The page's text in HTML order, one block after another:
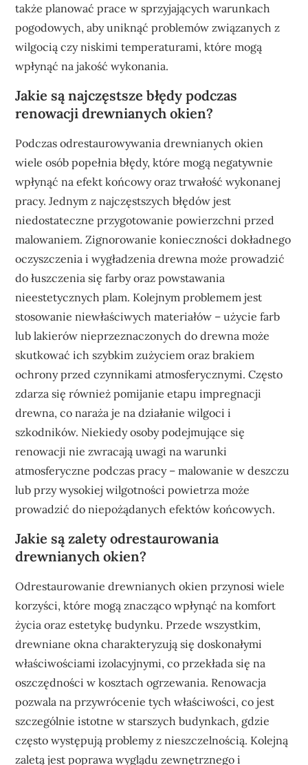
także planować prace w sprzyjających warunkach
pogodowych, aby uniknąć problemów związanych z
wilgocią czy niskimi temperaturami, które mogą
wpłynąć na jakość wykonania.
Jakie są najczęstsze błędy podczas
renowacji drewnianych okien?
Podczas odrestaurowywania drewnianych okien
wiele osób popełnia błędy, które mogą negatywnie
wpłynąć na efekt końcowy oraz trwałość wykonanej
pracy. Jednym z najczęstszych błędów jest
niedostateczne przygotowanie powierzchni przed
malowaniem. Zignorowanie konieczności dokładnego
oczyszczenia i wygładzenia drewna może prowadzić
do łuszczenia się farby oraz powstawania
nieestetycznych plam. Kolejnym problemem jest
stosowanie niewłaściwych materiałów – użycie farb
lub lakierów nieprzeznaczonych do drewna może
skutkować ich szybkim zużyciem oraz brakiem
ochrony przed czynnikami atmosferycznymi. Często
zdarza się również pomijanie etapu impregnacji
drewna, co naraża je na działanie wilgoci i
szkodników. Niekiedy osoby podejmujące się
renowacji nie zwracają uwagi na warunki
atmosferyczne podczas pracy – malowanie w deszczu
lub przy wysokiej wilgotności powietrza może
prowadzić do niepożądanych efektów końcowych.
Jakie są zalety odrestaurowania
drewnianych okien?
Odrestaurowanie drewnianych okien przynosi wiele
korzyści, które mogą znacząco wpłynąć na komfort
życia oraz estetykę budynku. Przede wszystkim,
drewniane okna charakteryzują się doskonałymi
właściwościami izolacyjnymi, co przekłada się na
oszczędności w kosztach ogrzewania. Renowacja
pozwala na przywrócenie tych właściwości, co jest
szczególnie istotne w starszych budynkach, gdzie
często występują problemy z nieszczelnością. Kolejną
zaletą jest poprawa wyglądu zewnętrznego i